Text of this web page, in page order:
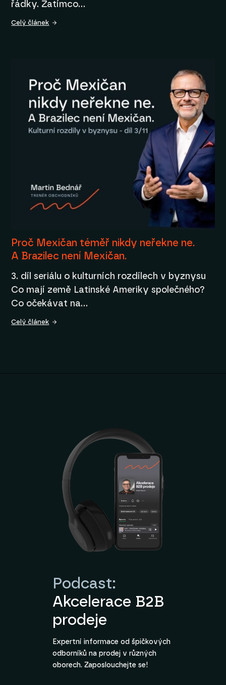
řádky. Zatímco…
Celý článek
Proč Mexičan téměř nikdy neřekne ne.
A Brazilec není Mexičan.
3. díl seriálu o kulturních rozdílech v byznysu
Co mají země Latinské Ameriky společného?
Co očekávat na…
Celý článek
Podcast:
Akcelerace B2B
prodeje
Expertní informace od špičkových
odborníků na prodej v různých
oborech. Zaposlouchejte se!